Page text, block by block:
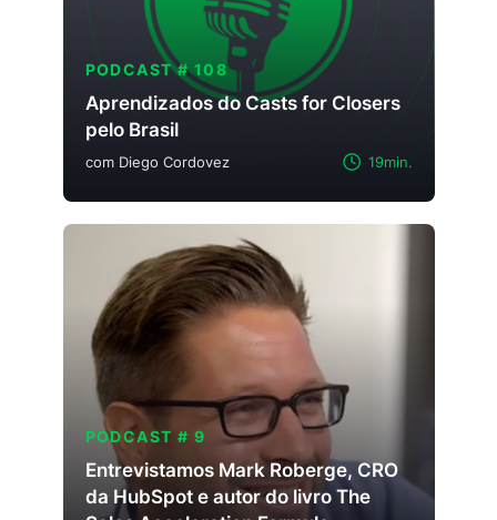
PODCAST # 108
Aprendizados do Casts for Closers
pelo Brasil
com Diego Cordovez 19min.
PODCAST # 9
Entrevistamos Mark Roberge, CRO
da HubSpot e autor do livro The